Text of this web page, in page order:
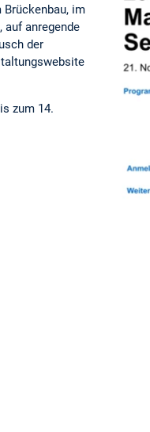
im
auf anregende
der
zum 14.